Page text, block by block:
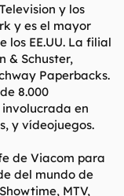
y los
y es el mayor
los EE.UU. La filial
& Schuster,
Paperbacks.
8.000
involucrada en
y vídeojuegos.
de Viacom para
del mundo de
MTV,